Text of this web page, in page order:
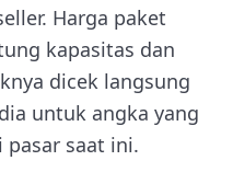
Harga paket
kapasitas dan
dicek langsung
untuk angka yang
pasar saat ini.